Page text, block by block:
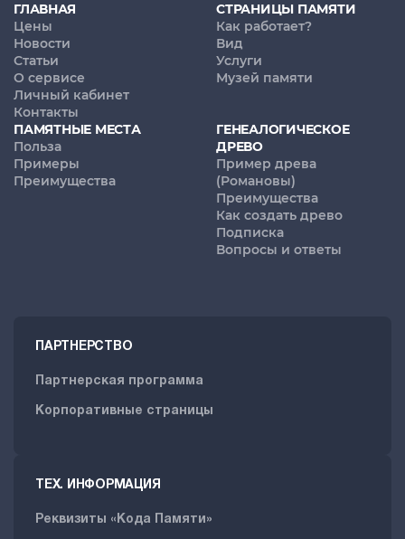
ГЛАВНАЯ
Цены
Новости
Статьи
О сервисе
Личный кабинет
Контакты
СТРАНИЦЫ ПАМЯТИ
Как работает?
Вид
Услуги
Музей памяти
ПАМЯТНЫЕ МЕСТА
Польза
Примеры
Преимущества
ГЕНЕАЛОГИЧЕСКОЕ
ДРЕВО
Пример древа
(Романовы)
Преимущества
Как создать древо
Подписка
Вопросы и ответы
ПАРТНЕРСТВО
Партнерская программа
Корпоративные страницы
ТЕХ. ИНФОРМАЦИЯ
Реквизиты «Кода Памяти»